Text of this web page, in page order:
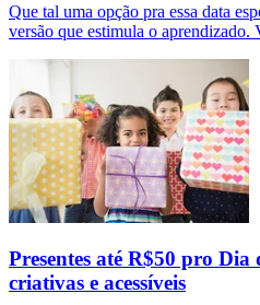
Que tal uma opção pra essa data
versão que estimula o aprendizado.
Presentes até R$50 pro Dia
criativas e acessíveis